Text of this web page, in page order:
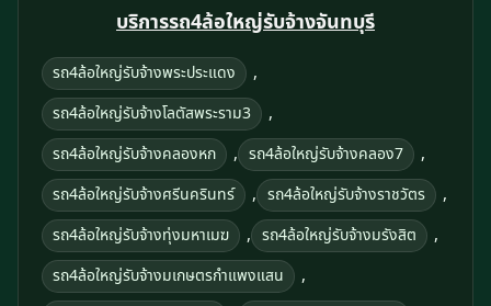
บริการรถ4ล้อใหญ่รับจ้างจันทบุรี
รถ4ล้อใหญ่รับจ้างพระประแดง ,
รถ4ล้อใหญ่รับจ้างโลตัสพระราม3 ,
รถ4ล้อใหญ่รับจ้างคลองหก , รถ4ล้อใหญ่รับจ้างคลอง7 ,
รถ4ล้อใหญ่รับจ้างศรีนครินทร์ , รถ4ล้อใหญ่รับจ้างราชวัตร ,
รถ4ล้อใหญ่รับจ้างทุ่งมหาเมฆ , รถ4ล้อใหญ่รับจ้างมรังสิต ,
รถ4ล้อใหญ่รับจ้างมเกษตรกำแพงแสน ,